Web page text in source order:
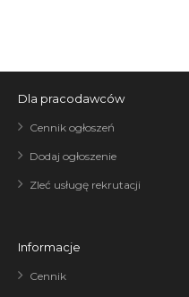
Dla pracodawców
Cennik ogłoszeń
Dodaj ogłoszenie
Zleć usługę rekrutacji
Informacje
Cennik